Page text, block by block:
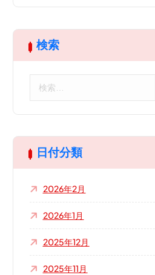
検索
日付分類
2026年2月
2026年1月
2025年12月
2025年11月